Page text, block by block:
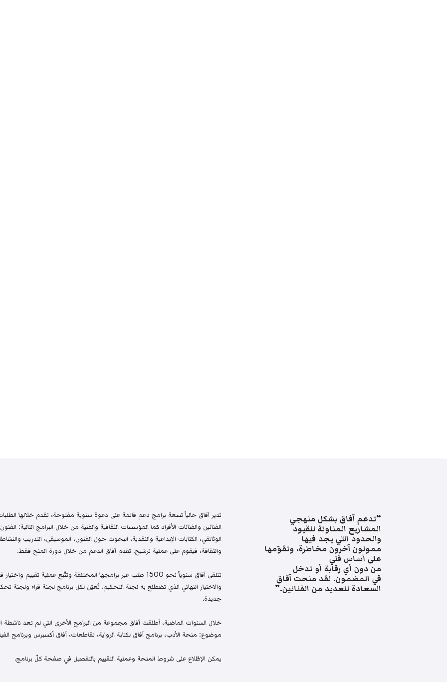
“تدعم آفاق بشكل منهجي
المشاريع المناوئة للقيود
والحدود التي يجد فيها
ممولون آخرون مخاطرة، وتقوّمها
على أساس فني
من دون أي رقابة أو تدخل
في المضمون. لقد منحت آفاق
السعادة للعديد من الفنانين.”
تدير آفاق حالياً تسعة برامج دعم قائمة على دعوة سنوية مفتوحة، تقدم خلالها
الفنانين والفنانات الأفراد كما المؤسسات الثقافية والفنية من خلال البرامج التالية:
الوثائقي، الكتابات الإبداعية والنقدية، البحوث حول الفنون، الموسيقى، التدريب
والثقافة، فيقوم على عملية ترشيح. تقدم آفاق الدعم من خلال دورة المنح فقط.
تتلقى آفاق سنوياً نحو 1500 طلب عبر برامجها المختلفة وتتّبع عملية
والاختيار النهائي الذي تضطلع به لجنة التحكيم. تُعيّن لكل برنامج لجنة قراء
جديدة.
خلال السنوات الماضية، أطلقت آفاق مجموعة من البرامج الأخرى التي لم تعد ناشطة
موضوع: منحة الأدب، برنامج آفاق لكتابة الرواية، تقاطعات، آفاق أكسبرس وبرنامج
يمكن الإطّلاع على شروط المنحة وعملية التقييم بالتفصيل في صفحة كلّ برنامج.